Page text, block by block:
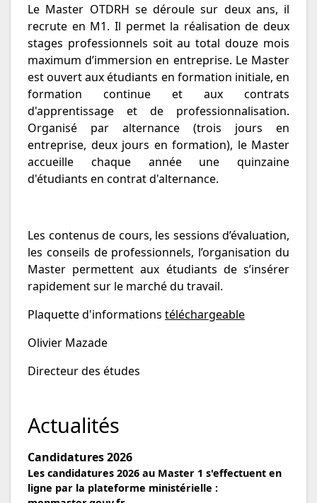
Le Master OTDRH se déroule sur deux ans, il
recrute en M1. Il permet la réalisation de deux
stages professionnels soit au total douze mois
maximum d’immersion en entreprise. Le Master
est ouvert aux étudiants en formation initiale, en
formation continue et aux contrats
d'apprentissage et de professionnalisation.
Organisé par alternance (trois jours en
entreprise, deux jours en formation), le Master
accueille chaque année une quinzaine
d'étudiants en contrat d'alternance.
Les contenus de cours, les sessions d’évaluation,
les conseils de professionnels, l’organisation du
Master permettent aux étudiants de s’insérer
rapidement sur le marché du travail.
Plaquette d'informations téléchargeable
Olivier Mazade
Directeur des études
Actualités
Candidatures 2026
Les candidatures 2026 au Master 1 s'effectuent en
ligne par la plateforme ministérielle :